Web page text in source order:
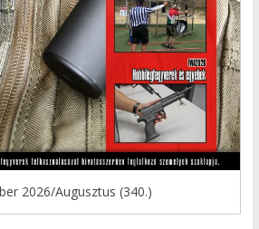
2026/Augusztus (340.)